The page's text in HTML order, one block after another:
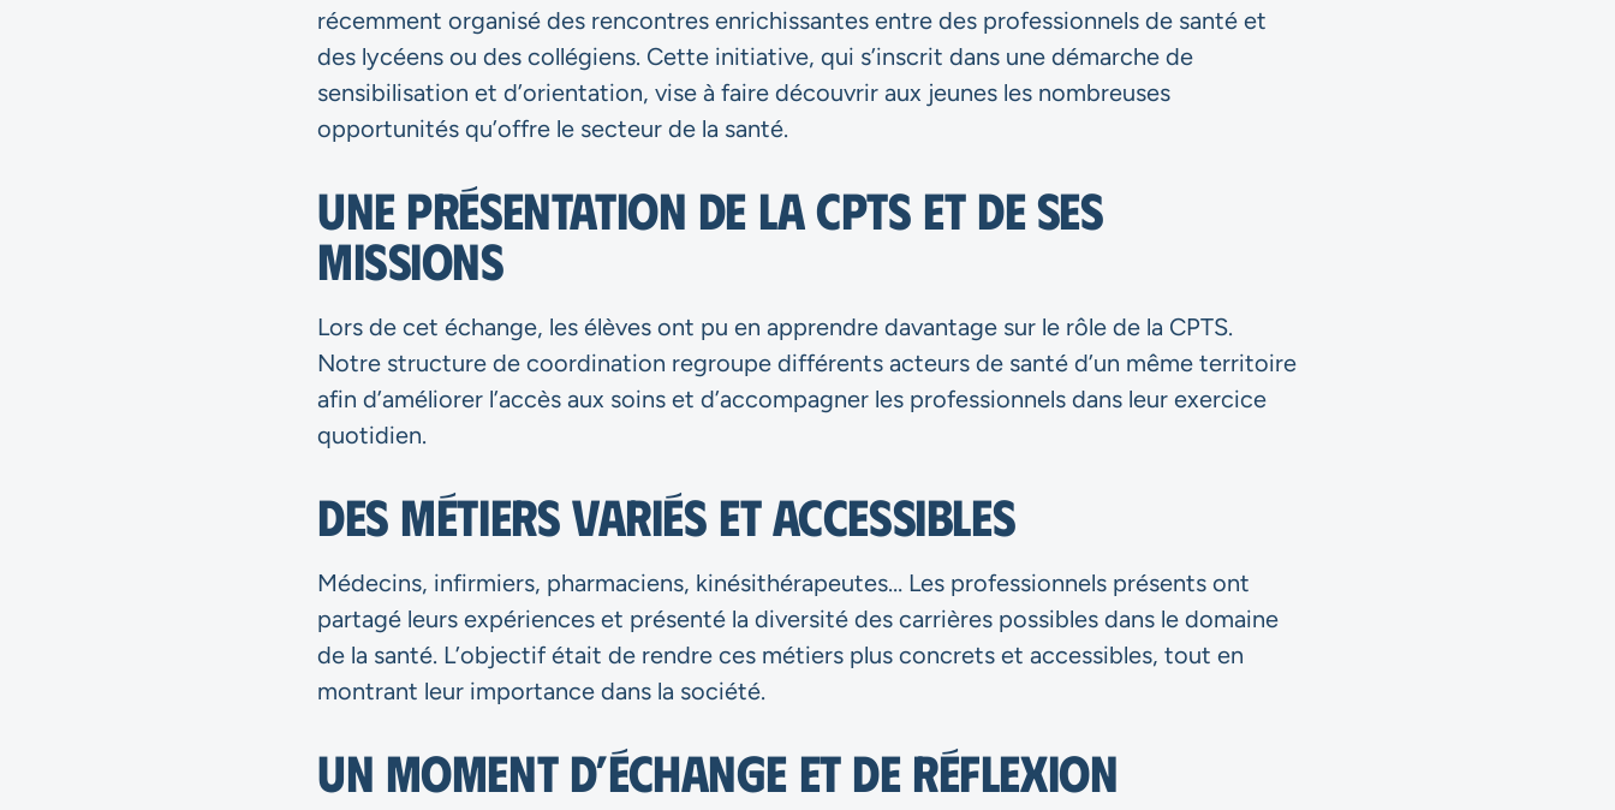
récemment organisé des rencontres enrichissantes entre des professionnels de santé et
des lycéens ou des collégiens. Cette initiative, qui s’inscrit dans une démarche de
sensibilisation et d’orientation, vise à faire découvrir aux jeunes les nombreuses
opportunités qu’offre le secteur de la santé.
Une présentation de la CPTS et de ses
missions
Lors de cet échange, les élèves ont pu en apprendre davantage sur le rôle de la CPTS.
Notre structure de coordination regroupe différents acteurs de santé d’un même territoire
afin d’améliorer l’accès aux soins et d’accompagner les professionnels dans leur exercice
quotidien.
Des métiers variés et accessibles
Médecins, infirmiers, pharmaciens, kinésithérapeutes… Les professionnels présents ont
partagé leurs expériences et présenté la diversité des carrières possibles dans le domaine
de la santé. L’objectif était de rendre ces métiers plus concrets et accessibles, tout en
montrant leur importance dans la société.
Un moment d’échange et de réflexion